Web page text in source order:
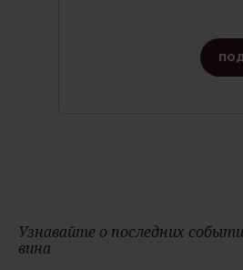
Узнавайте о последних
вина